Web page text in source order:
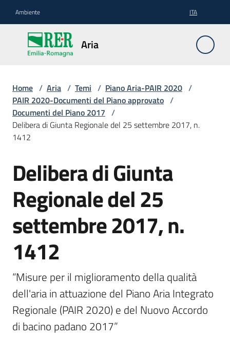
Ambiente ITA
Aria
Aria
PAIR
2030
Emissioni
in
prepAIR
Servizi
e
strumenti
Normativa
Home / Aria / Temi / Piano Aria-PAIR 2020 /
PAIR 2020-Documenti del Piano approvato /
Documenti del Piano 2017 /
Delibera di Giunta Regionale del 25 settembre 2017, n.
1412
Delibera di Giunta
Regionale del 25
settembre 2017, n.
1412
“Misure per il miglioramento della qualità
dell'aria in attuazione del Piano Aria Integrato
Regionale (PAIR 2020) e del Nuovo Accordo
di bacino padano 2017”